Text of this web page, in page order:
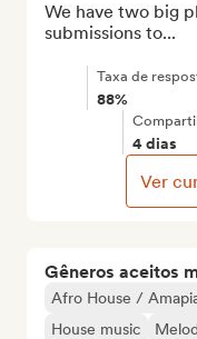
Gêneros aceitos
Afro House /
House music
We have two big
submissions to...
Taxa de
88%
4 dias
Ver